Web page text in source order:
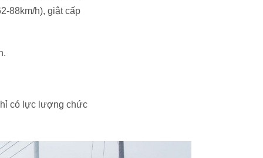
88km/h), giật cấp
có lực lượng chức